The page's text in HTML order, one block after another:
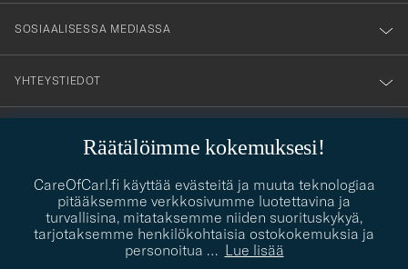
Räätälöimme kokemuksesi!
CareOfCarl.fi käyttää evästeitä ja muuta teknologiaa
pitääksemme verkkosivumme luotettavina ja
turvallisina, mitataksemme niiden suorituskykyä,
tarjotaksemme henkilökohtaisia ostokokemuksia ja
personoitua … Lue lisää
SOSIAALISESSA MEDIASSA
YHTEYSTIEDOT
contact@careofcarl.com
PUKEUTUMISNEUVONTA
Kaipaatko apua oman tyylisi löytämiseen? Me autamme sinua
mielellämme!
PUKEUTUMISNEUVONTA